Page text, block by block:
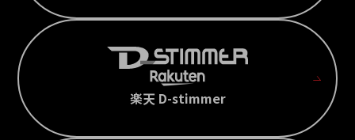
楽天 D-stimmer